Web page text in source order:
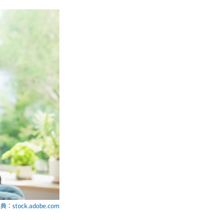
：stock.adobe.com